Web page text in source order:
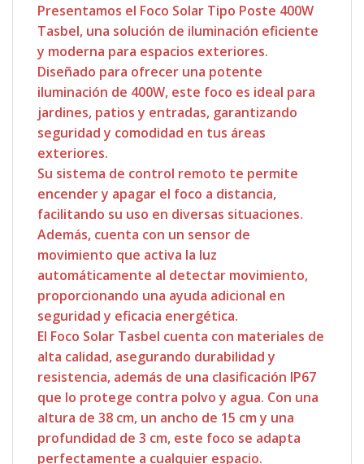
Presentamos el Foco Solar Tipo Poste 400W
Tasbel, una solución de iluminación eficiente
y moderna para espacios exteriores.
Diseñado para ofrecer una potente
iluminación de 400W, este foco es ideal para
jardines, patios y entradas, garantizando
seguridad y comodidad en tus áreas
exteriores.
Su sistema de control remoto te permite
encender y apagar el foco a distancia,
facilitando su uso en diversas situaciones.
Además, cuenta con un sensor de
movimiento que activa la luz
automáticamente al detectar movimiento,
proporcionando una ayuda adicional en
seguridad y eficacia energética.
El Foco Solar Tasbel cuenta con materiales de
alta calidad, asegurando durabilidad y
resistencia, además de una clasificación IP67
que lo protege contra polvo y agua. Con una
altura de 38 cm, un ancho de 15 cm y una
profundidad de 3 cm, este foco se adapta
perfectamente a cualquier espacio.